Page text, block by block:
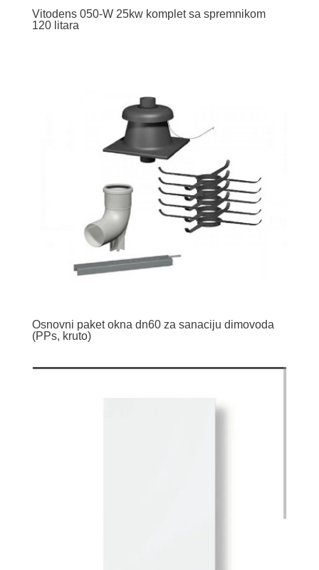
Vitodens 050-W 25kw komplet sa spremnikom
120 litara
Osnovni paket okna dn60 za sanaciju dimovoda
(PPs, kruto)